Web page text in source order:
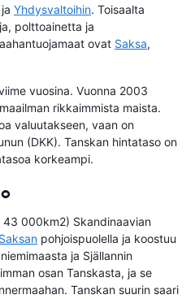
Yhdysvaltoihin. Toisaalta
polttoainetta ja
ovat Saksa,
vuosina. Vuonna 2003
rikkaimmista maista.
valuutakseen, vaan on
(DKK). Tanskan hintataso on
korkeampi.
000km2) Skandinaavian
Saksan pohjoispuolella ja koostuu
ja Själlannin
osan Tanskasta, ja se
Tanskan suurin saari